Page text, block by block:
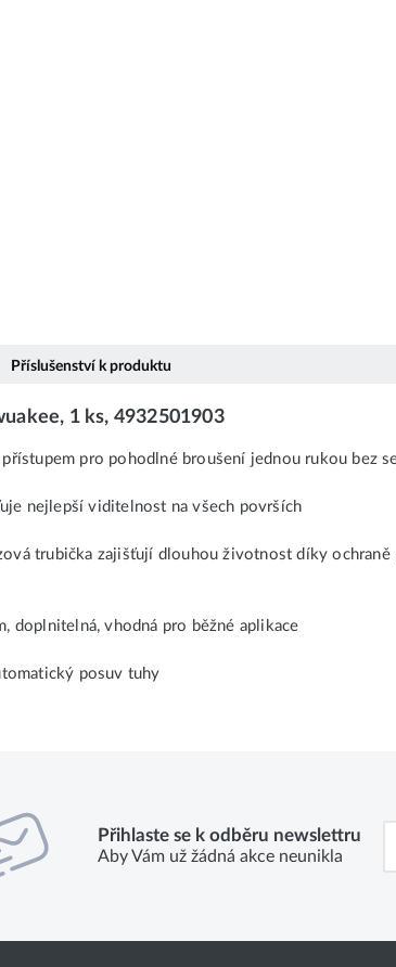
Příslušenství k produktu
1 ks, 4932501903
pro pohodlné broušení jednou rukou bez
nejlepší viditelnost na všech površích
trubička zajišťují dlouhou životnost díky ochraně
doplnitelná, vhodná pro běžné aplikace
posuv tuhy
Přihlaste se k odběru newslettru
Aby Vám už žádná akce neunikla